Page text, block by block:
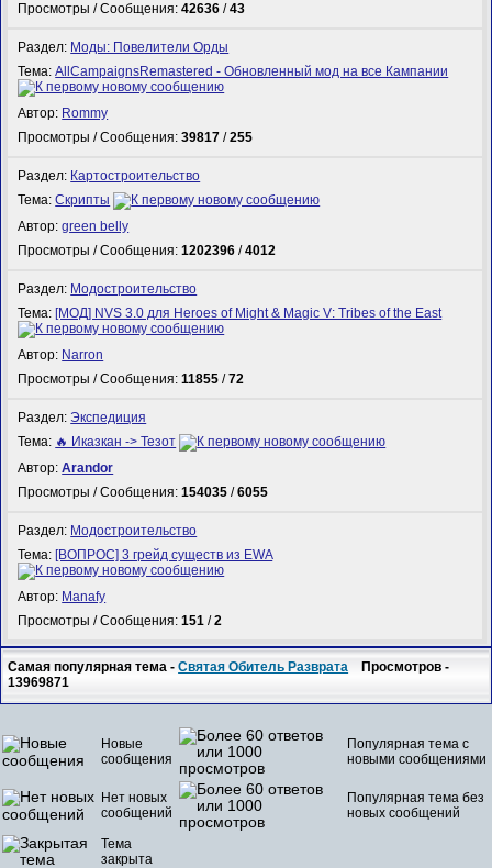
Просмотры / Сообщения:42636 /43
Раздел: Моды: Повелители Орды
Тема:AllCampaignsRemastered - Обновленный мод на все Кампании
Автор: Rommy
Просмотры / Сообщения:39817 /255
Раздел: Картостроительство
Тема:Скрипты
Автор:green belly
Просмотры / Сообщения:1202396 /4012
Раздел: Модостроительство
Тема: [МОД] NVS 3.0 для Heroes of Might & Magic V: Tribes of the East
Автор: Narron
Просмотры / Сообщения:11855 /72
Раздел:Экспедиция
Тема: 🔥 Иказкан -> Тезот
Автор:Arandor
Просмотры / Сообщения:154035 /6055
Раздел: Модостроительство
Тема: [ВОПРОС] 3 грейд существ из EWA
Автор: Manafy
Просмотры / Сообщения:151 /2
Самая популярная тема -Святая Обитель Разврата Просмотров -
13969871
Новые
сообщения
Популярная тема с
новыми сообщениями
Нет новых
сообщений
Популярная тема без
новых сообщений
Тема
закрыта